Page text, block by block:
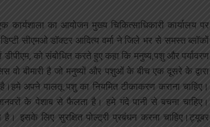
का आयोजन मुख्य चिकित्साधिकारी कार्यालय पर
सीएमओ डॉक्टर आदित्य वर्मा ने जिले भर से समस्त ब्लॉकों
को संबोधित करते हुए कहा कि मनुष्य,पशु और पर्यावरण
बीमारी है जो मनुष्यों और पशुओं के बीच एक दूसरे के द्वारा
अपने पालतू पशु का नियमित टीकाकरण कराना चाहिए।
के पेशाब से फैलता है। हमे गंदे पानी से बचना चाहिए।
इसके लिए सुरक्षित पोल्ट्री प्रबंधन करना चाहिए।ट्यूबर